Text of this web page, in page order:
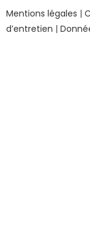
Mentions légales |
d’entretien |